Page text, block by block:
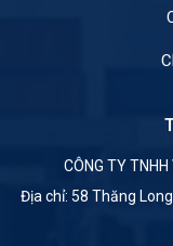
CÔNG TY
Địa chỉ: 58 Thăng